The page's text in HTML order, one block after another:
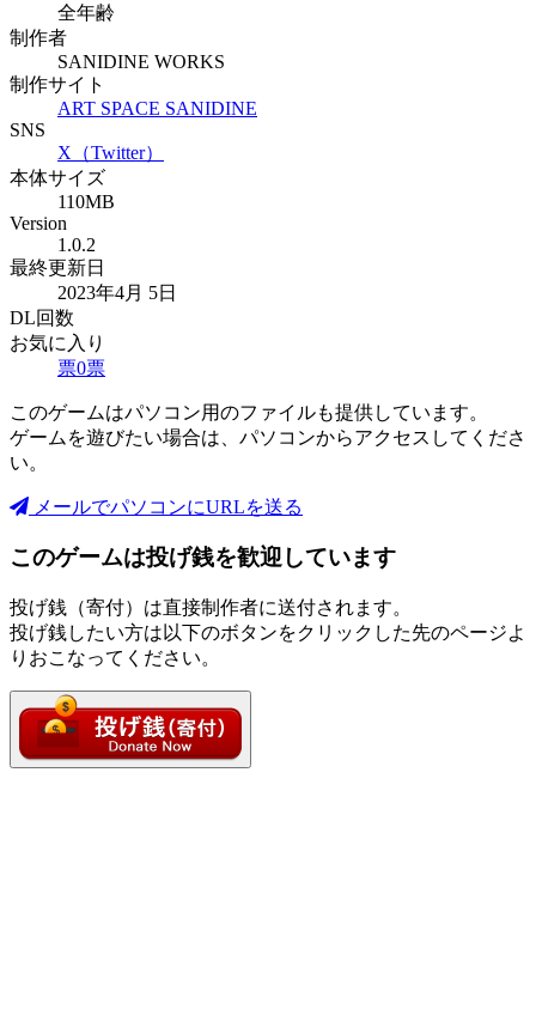
全年齢
制作者
SANIDINE WORKS
制作サイト
ART SPACE SANIDINE
SNS
X（Twitter）
本体サイズ
110MB
Version
1.0.2
最終更新日
2023年4月 5日
DL回数
お気に入り
票0票
このゲームはパソコン用のファイルも提供しています。
ゲームを遊びたい場合は、パソコンからアクセスしてくださ
い。
メールでパソコンにURLを送る
このゲームは投げ銭を歓迎しています
投げ銭（寄付）は直接制作者に送付されます。
投げ銭したい方は以下のボタンをクリックした先のページよ
りおこなってください。